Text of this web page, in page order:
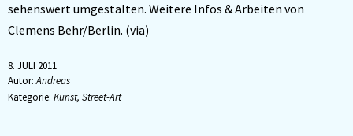
sehenswert umgestalten. Weitere Infos & Arbeiten von
Clemens Behr/Berlin. (via)
8. JULI 2011
Autor:Andreas
Kategorie: Kunst, Street-Art